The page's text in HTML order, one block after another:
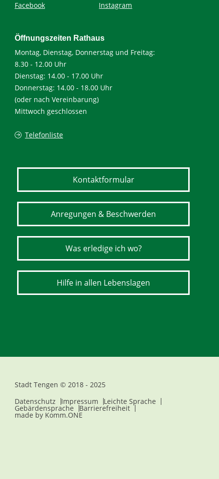
Facebook
Instagram
Öffnungszeiten Rathaus
Montag, Dienstag, Donnerstag und Freitag:
8.30 - 12.00 Uhr
Dienstag: 14.00 - 17.00 Uhr
Donnerstag: 14.00 - 18.00 Uhr
(oder nach Vereinbarung)
Mittwoch geschlossen
Telefonliste
Kontaktformular
Anregungen & Beschwerden
Was erledige ich wo?
Hilfe in allen Lebenslagen
Stadt Tengen © 2018 - 2025
Datenschutz
Impressum Leichte Sprache
Gebärdensprache Barrierefreiheit
made by Komm.ONE